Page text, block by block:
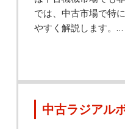
では、中古市場で特
やすく解説します。…
中古ラジアル